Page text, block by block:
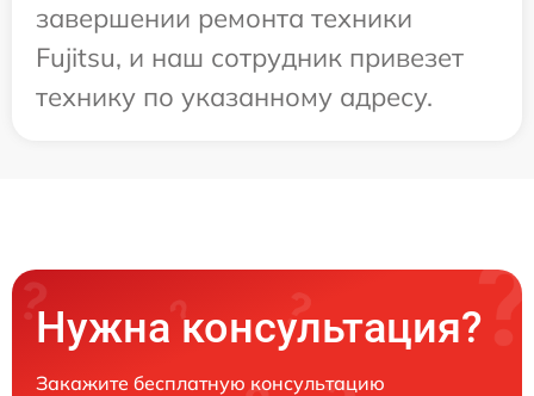
завершении ремонта техники
Fujitsu, и наш сотрудник привезет
технику по указанному адресу.
Нужна консультация?
Закажите бесплатную консультацию